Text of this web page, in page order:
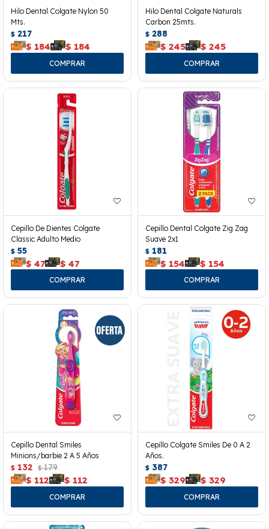
Hilo Dental Colgate Nylon 50
Mts.
$ 217
$ 184 $ 184
Hilo Dental Colgate Naturals
Carbon 25mts.
$ 288
$ 245 $ 245
Cepillo De Dientes Colgate
Classic Adulto Medio
$ 55
$ 47 $ 47
Cepillo Dental Colgate Zig Zag
Suave 2x1
$ 181
$ 154 $ 154
Cepillo Dental Smiles
Minions/barbie 2 A 5 Años
$ 132 $ 179
$ 112 $ 112
Cepillo Colgate Smiles De 0 A 2
Años.
$ 387
$ 329 $ 329